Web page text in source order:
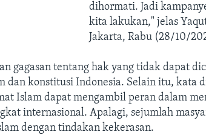
dihormati. Jadi
kita lakukan," jelas
Jakarta, Rabu (28/10/
gagasan tentang hak yang tidak dapat
dan konstitusi Indonesia. Selain itu, kata
Islam dapat mengambil peran dalam
internasional. Apalagi, sejumlah
dengan tindakan kekerasan.